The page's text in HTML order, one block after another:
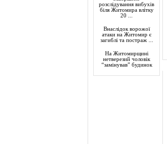
розслідування вибухів
біля Житомира влітку
20 ...
Внаслідок ворожої
атаки на Житомир є
загиблі та постраж ...
На Житомирщині
нетверезий чоловік
“замінував” будинок